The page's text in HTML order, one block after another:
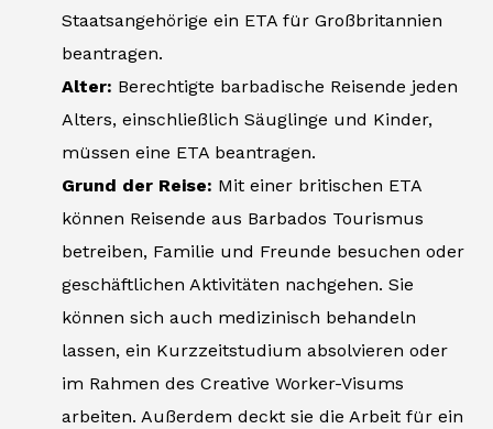
Staatsangehörige ein ETA für Großbritannien
beantragen.
Alter: Berechtigte barbadische Reisende jeden
Alters, einschließlich Säuglinge und Kinder,
müssen eine ETA beantragen.
Grund der Reise: Mit einer britischen ETA
können Reisende aus Barbados Tourismus
betreiben, Familie und Freunde besuchen oder
geschäftlichen Aktivitäten nachgehen. Sie
können sich auch medizinisch behandeln
lassen, ein Kurzzeitstudium absolvieren oder
im Rahmen des Creative Worker-Visums
arbeiten. Außerdem deckt sie die Arbeit für ein